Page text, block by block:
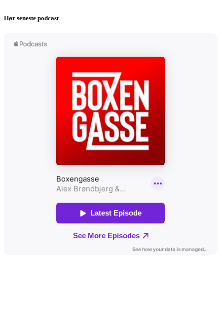
Hør seneste podcast